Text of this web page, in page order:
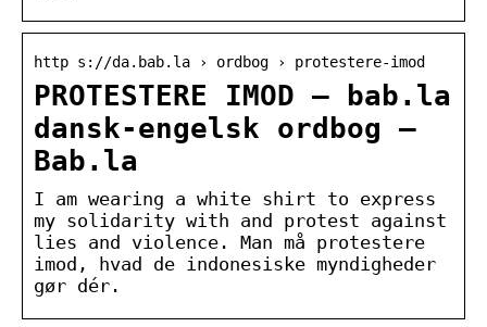
http s://da.bab.la › ordbog › protestere-imod
PROTESTERE IMOD – bab.la
dansk-engelsk ordbog –
Bab.la
I am wearing a white shirt to express
my solidarity with and protest against
lies and violence. Man må protestere
imod, hvad de indonesiske myndigheder
gør dér.